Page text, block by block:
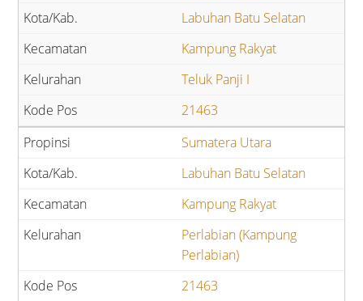
Labuhan Batu Selatan
Kampung Rakyat
Teluk Panji I
21463
Sumatera Utara
Labuhan Batu Selatan
Kampung Rakyat
Perlabian (Kampung
Perlabian)
21463